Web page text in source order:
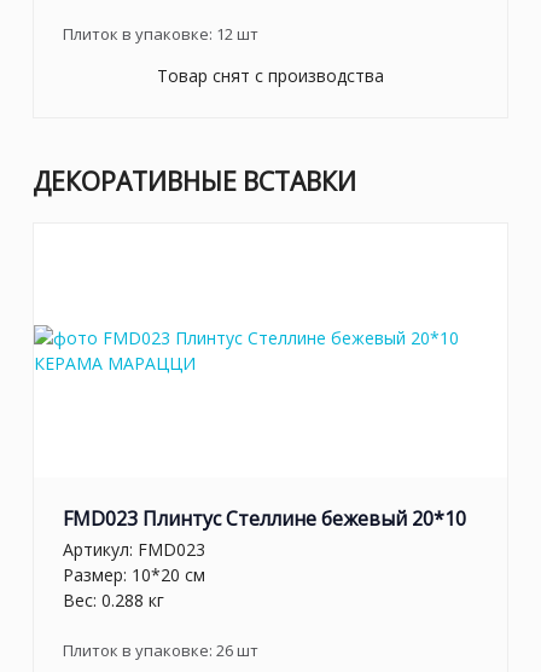
Плиток в упаковке: 12шт
Товар снят с производства
ДЕКОРАТИВНЫЕ ВСТАВКИ
FMD023 Плинтус Стеллине бежевый 20*10
Артикул: FMD023
Размер: 10*20 см
Вес: 0.288 кг
Плиток в упаковке: 26шт